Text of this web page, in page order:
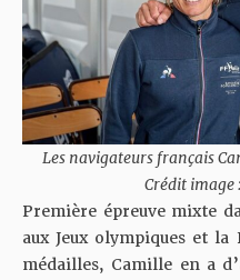
Les navigateurs français
Crédit image
Première épreuve mixte
aux Jeux olympiques et
médailles, Camille en a